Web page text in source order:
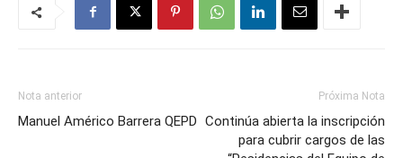
Nota anterior
Manuel Américo Barrera QEPD
Próxima Nota
Continúa abierta la inscripción
para cubrir cargos de las